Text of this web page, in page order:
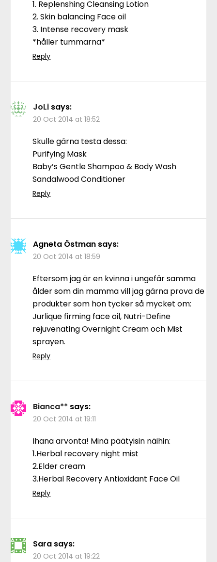
1. Replenshing Cleansing Lotion
2. Skin balancing Face oil
3. Intense recovery mask
*håller tummarna*
Reply
JoLi says:
20 Oct 2014 at 18:52
Skulle gärna testa dessa:
Purifying Mask
Baby’s Gentle Shampoo & Body Wash
Sandalwood Conditioner
Reply
Agneta Östman says:
20 Oct 2014 at 18:59
Eftersom jag är en kvinna i ungefär samma
ålder som din mamma vill jag gärna prova de
produkter som hon tycker så mycket om:
Jurlique firming face oil, Nutri-Define
rejuvenating Overnight Cream och Mist
sprayen.
Reply
Bianca** says:
20 Oct 2014 at 19:11
Ihana arvonta! Minä päätyisin näihin:
1.Herbal recovery night mist
2.Elder cream
3.Herbal Recovery Antioxidant Face Oil
Reply
Sara says:
20 Oct 2014 at 19:22